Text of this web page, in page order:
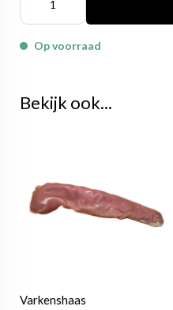
Op voorraad
Bekijk ook...
Varkenshaas